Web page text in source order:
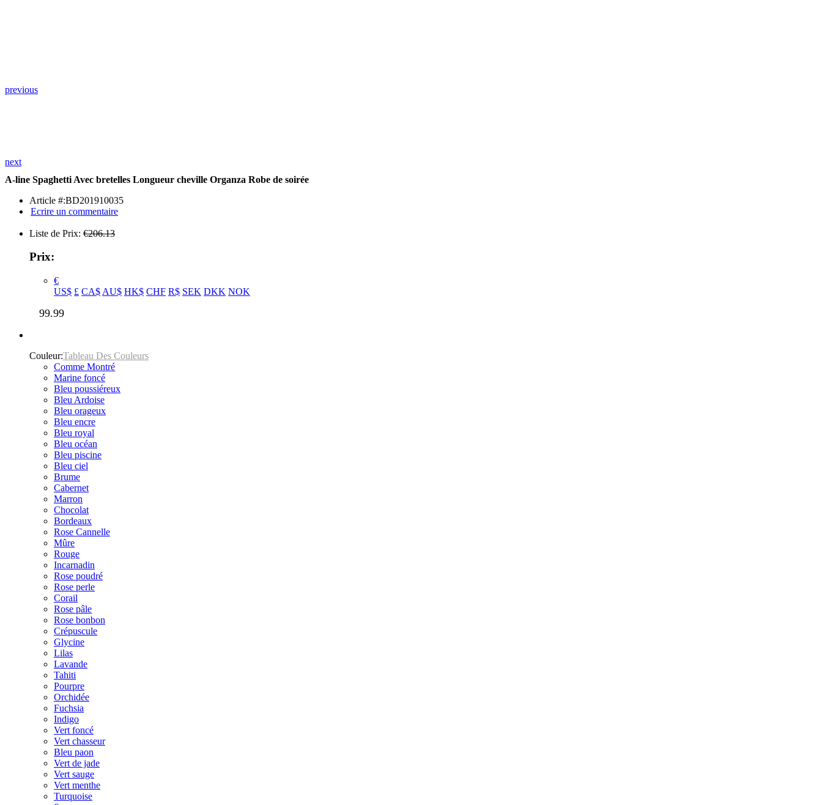
previous
next
A-line Spaghetti Avec bretelles Longueur cheville Organza Robe de soirée
Article #:BD201910035
Ecrire un commentaire
Liste de Prix: €206.13
Prix:
€
US$ £ CA$ AU$ HK$ CHF R$ SEK DKK NOK
99.99
Couleur:Tableau Des Couleurs
Comme Montré
Marine foncé
Bleu poussiéreux
Bleu Ardoise
Bleu orageux
Bleu encre
Bleu royal
Bleu océan
Bleu piscine
Bleu ciel
Brume
Cabernet
Marron
Chocolat
Bordeaux
Rose Cannelle
Mûre
Rouge
Incarnadin
Rose poudré
Rose perle
Corail
Rose pâle
Rose bonbon
Crépuscule
Glycine
Lilas
Lavande
Tahiti
Pourpre
Orchidée
Fuchsia
Indigo
Vert foncé
Vert chasseur
Bleu paon
Vert de jade
Vert sauge
Vert menthe
Turquoise